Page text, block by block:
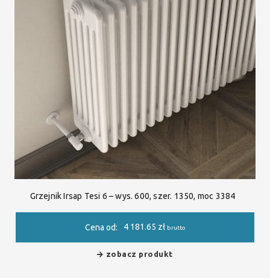
Grzejnik Irsap Tesi 6 – wys. 600, szer. 1350, moc 3384
Cena od: 4 181.65 zł brutto
zobacz produkt